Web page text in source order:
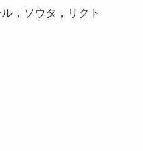
，ソウタ，リクト